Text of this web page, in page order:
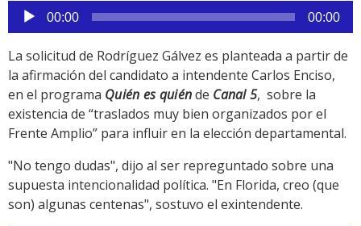
Reproductor
de
audio
00:00 00:00
La solicitud de Rodríguez Gálvez es planteada a partir de
la afirmación del candidato a intendente Carlos Enciso,
en el programa Quién es quiénde Canal 5, sobre la
existencia de “traslados muy bien organizados por el
Frente Amplio” para influir en la elección departamental.
"No tengo dudas", dijo al ser repreguntado sobre una
supuesta intencionalidad política. "En Florida, creo (que
son) algunas centenas", sostuvo el exintendente.